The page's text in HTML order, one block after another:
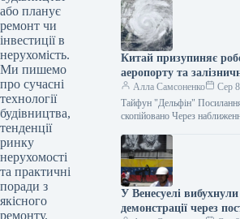
або планує
ремонт чи
інвестиції в
нерухомість.
Ми пишемо
про сучасні
технології
будівництва,
тенденції
ринку
нерухомості
та практичні
поради з
якісного
ремонту.
Сизранському
заводах у Росії, а…
Китай призупиняє
аеропорту та
сполучення через
“Дельфін”
Алла Самсоненко
Сер
Тайфун "Дельфін"
скопійовано Через
припиняє авіасполучення та
рух частини поїздів у районі
У Венесуелі вибухнули
демонстрації через